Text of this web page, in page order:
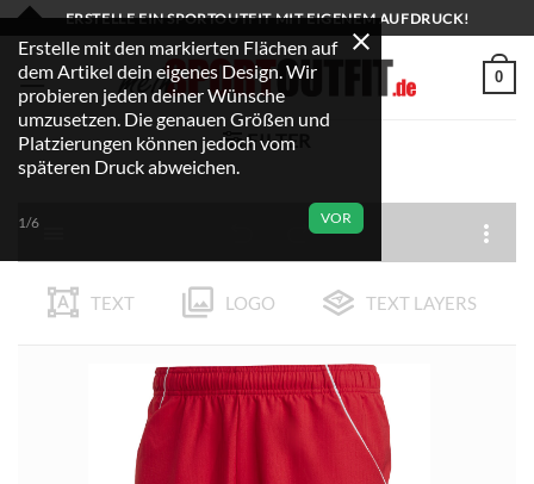
Zum
Inhalt
springen
ERSTELLE EIN SPORTOUTFIT MIT EIGENEM AUFDRUCK!
0
FILTER
TEXT LOGO TEXT LAYERS
Erstelle mit den markierten Flächen auf
dem Artikel dein eigenes Design. Wir
probieren jeden deiner Wünsche
umzusetzen. Die genauen Größen und
Platzierungen können jedoch vom
späteren Druck abweichen.
VOR
1/6